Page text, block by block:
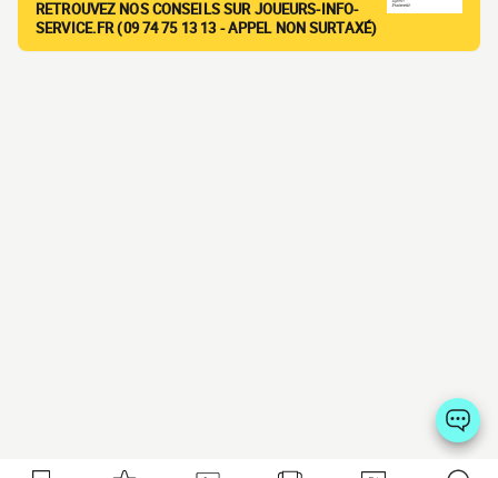
RETROUVEZ NOS CONSEILS SUR JOUEURS-INFO-
SERVICE.FR (09 74 75 13 13 - APPEL NON SURTAXÉ)